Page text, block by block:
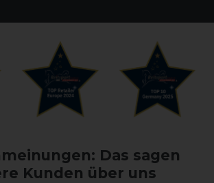
Das sagen
Kunden über uns